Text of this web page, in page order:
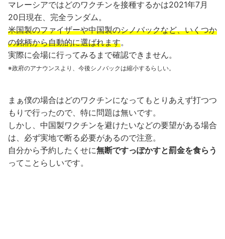
マレーシアではどのワクチンを接種するかは2021年7月
20日現在、完全ランダム。
米国製のファイザーや中国製のシノバックなど、いくつか
の銘柄から自動的に選ばれます。
実際に会場に行ってみるまで確認できません。
※政府のアナウンスより、今後シノバックは縮小するらしい。
まぁ僕の場合はどのワクチンになってもとりあえず打つつ
もりで行ったので、特に問題は無いです。
しかし、中国製ワクチンを避けたいなどの要望がある場合
は、必ず実地で断る必要があるので注意。
自分から予約したくせに無断ですっぽかすと罰金を食らう
ってことらしいです。